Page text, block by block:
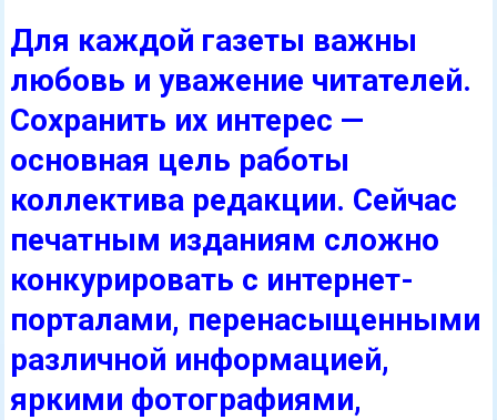
Для каждой газеты важны
любовь и уважение читателей.
Сохранить их интерес —
основная цель работы
коллектива редакции. Сейчас
печатным изданиям сложно
конкурировать с интернет-
порталами, перенасыщенными
различной информацией,
яркими фотографиями,